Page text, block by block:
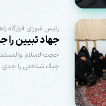
رئیس شورای قرارگاه
جهاد تبیین را
حجت‌الاسلام
جنگ شناختی را جدی